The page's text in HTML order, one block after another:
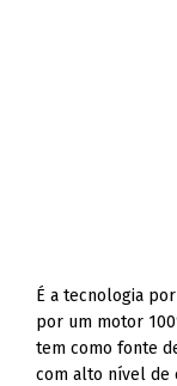
É a tecnologia
por um motor
tem como fonte
com alto nível de